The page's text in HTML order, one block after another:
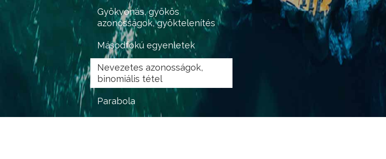
Gyökvonás, gyökös
azonosságok, gyöktelenítés
Másodfokú egyenletek
Nevezetes azonosságok,
binomiális tétel
Parabola